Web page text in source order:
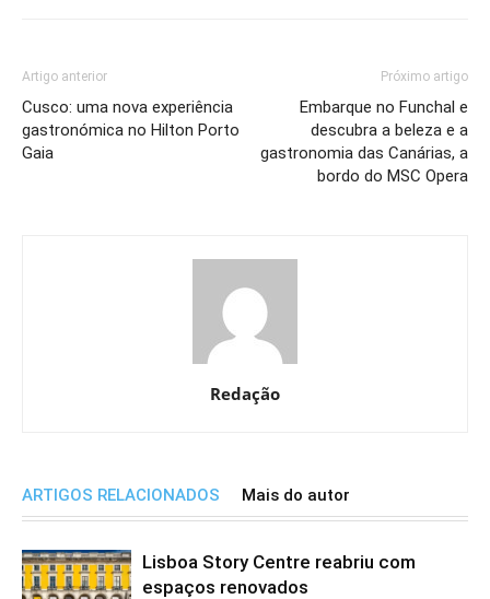
Artigo anterior
Cusco: uma nova experiência
gastronómica no Hilton Porto
Gaia
Próximo artigo
Embarque no Funchal e
descubra a beleza e a
gastronomia das Canárias, a
bordo do MSC Opera
Redação
ARTIGOS RELACIONADOS Mais do autor
Lisboa Story Centre reabriu com
espaços renovados